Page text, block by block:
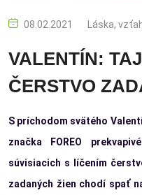
08.02.2021 Láska,
VALENTÍN:
ČERSTVO
S príchodom svätého
značka FOREO
súvisiacich s líčením
zadaných žien chodí spať